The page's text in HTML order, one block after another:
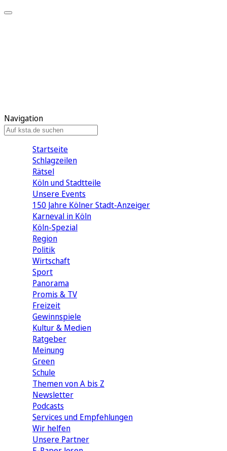
Navigation
Startseite
Schlagzeilen
Rätsel
Köln und Stadtteile
Unsere Events
150 Jahre Kölner Stadt-Anzeiger
Karneval in Köln
Köln-Spezial
Region
Politik
Wirtschaft
Sport
Panorama
Promis & TV
Freizeit
Gewinnspiele
Kultur & Medien
Ratgeber
Meinung
Green
Schule
Themen von A bis Z
Newsletter
Podcasts
Services und Empfehlungen
Wir helfen
Unsere Partner